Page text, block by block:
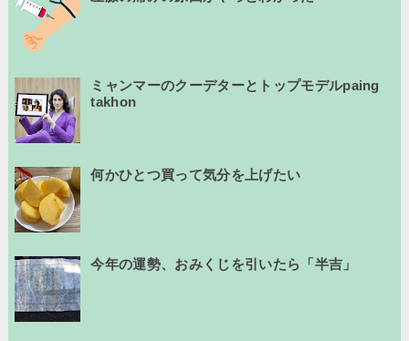
ミャンマーのクーデターとトップモデルpaing
takhon
何かひとつ買って気分を上げたい
今年の運勢、おみくじを引いたら「半吉」